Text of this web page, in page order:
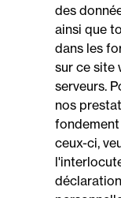
des
ainsi que
dans les
sur ce site
serveurs.
nos
ceux-ci,